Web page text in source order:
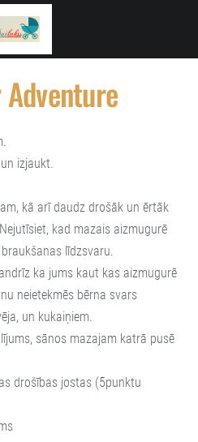
izjaukt.
kā arī daudz drošāk un ērtāk
kad mazais aizmugurē
līdzsvaru.
ka jums kaut kas aizmugurē
neietekmēs bērna svars
un kukaiņiem.
sānos mazajam katrā pusē
drošības jostas (5punktu